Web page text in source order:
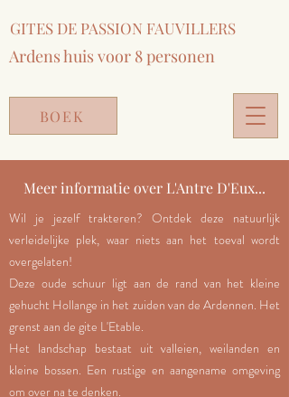
GITES DE PASSION FAUVILLERS
Ardens huis voor 8 personen
BOEK
Meer informatie over L'Antre D'Eux...
Wil je jezelf trakteren? Ontdek deze natuurlijk
verleidelijke plek, waar niets aan het toeval wordt
overgelaten!
Deze oude schuur ligt aan de rand van het kleine
gehucht Hollange in het zuiden van de Ardennen. Het
grenst aan de gite L'Etable.
Het landschap bestaat uit valleien, weilanden en
kleine bossen. Een rustige en aangename omgeving
om over na te denken.